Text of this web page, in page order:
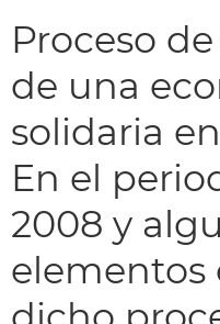
Proceso
de una
solidaria
En el
2008 y
elementos